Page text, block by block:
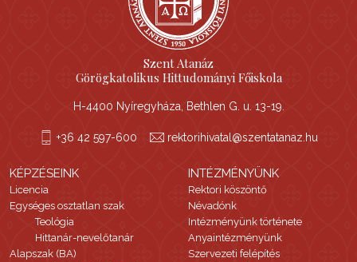
Szent Atanáz
Görögkatolikus Hittudományi Főiskola
H-4400 Nyíregyháza, Bethlen G. u. 13-19.
+36 42 597-600 rektorihivatal@szentatanaz.hu
KÉPZÉSEINK
Licencia
Egységes osztatlan szak
Teológia
Hittanár-nevelőtanár
Alapszak (BA)
INTÉZMÉNYÜNK
Rektori köszöntő
Névadónk
Intézményünk története
Anyaintézményünk
Szervezeti felépítés